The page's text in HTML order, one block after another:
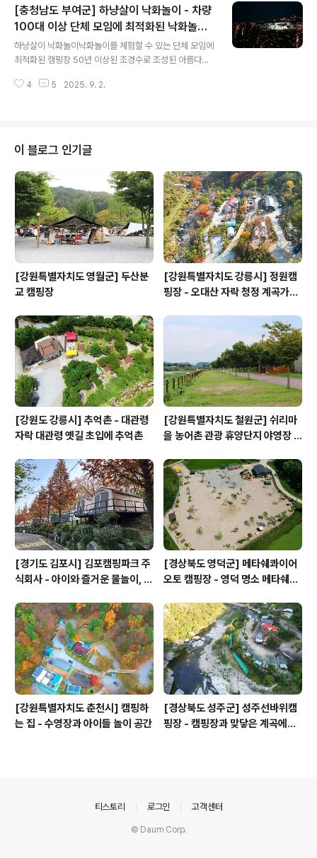
야영장,카라반 - 카라반 : 30면 ( 내부시설 : 침대,TV,에어
컨,냉장고,유무선인터넷,난방기구,내부화장실) - 화로대 :
개별 - 부대시설 : 전기,무선인터넷,장작판매,온수,놀이터,
운동시설 - 주변이용가능시설 : 산책로 - 애완동물출입 : 가
[충청남도 부여군] 하냥살이 낙화놀이 - 차량
100대 이상 단체 모임에 최적화된 낙화놀이
캠핑장
하냥살이 낙화놀이낙화놀이를 체험할 수 있는 단체 모임에
최적화된 캠핑장 50년 이상된 조경수로 조성된 아름다운
간으로 냉난방이 완비된 100명 이상 수용 가능한 강당과
장소로 최적입니다. 드넓은 운동장 시설을 활용하여 다양
한 운동을 즐길 수 있고, 실내외에 애견 전용 공간을 갖추고
있어 반려견과 행복한 시간을 보낼 수 있습니다. - 주소 : 충
남 부여군 양화면 충절로 267-6 - 전화 : 010-6538-17
73 - 예약 페이지 : 바로가기 - 예약 구분 : 전화,온라인실
시간예약,..
4 5 2025. 9. 2.
이 블로그 인기글
[강원특별자치도 영월군] 두산분
교 캠핑장
[강원특별자치도 강릉시] 정원캠
핑장 - 오대산 자락 청정 계곡가에
[강원도 강릉시] 추억촌 - 대관령
자락 대관령 옛길 초입에 추억촌
[강원특별자치도 철원군] 쉬리마
을 농어촌 관광 휴양단지 야영장 -
[경기도 김포시] 김포캠핑파크 주
식회사 - 아이와 즐거운 물놀이, 저
교 프리미엄 캠핑장
[경상북도 영덕군] 메타쉐콰이어
오토 캠핑장 - 영덕 명소 메타쉐콰
[강원특별자치도 춘천시] 캠핑하
는 집 - 수영장과 아이들 놀이 공간
[경상북도 성주군] 성주선바위캠
핑장 - 캠핑장과 맞닿은 계곡에서
티스토리 로그인 고객센터
© Daum Corp.